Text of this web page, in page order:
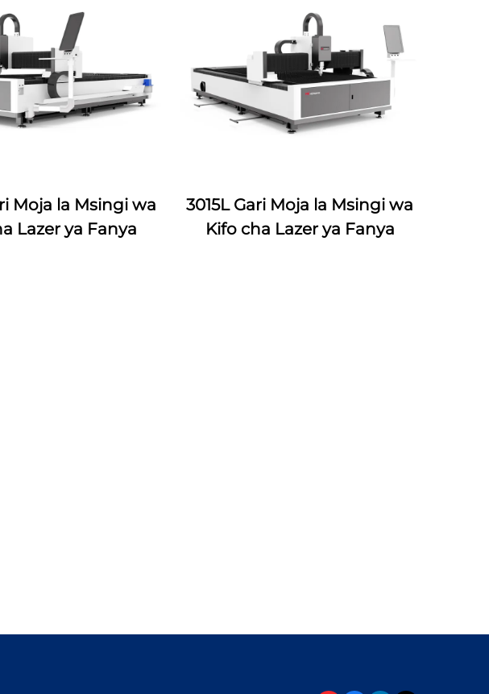
Moja la Msingi wa
Lazer ya Fanya
3015L Gari Moja la Msingi wa
Kifo cha Lazer ya Fanya